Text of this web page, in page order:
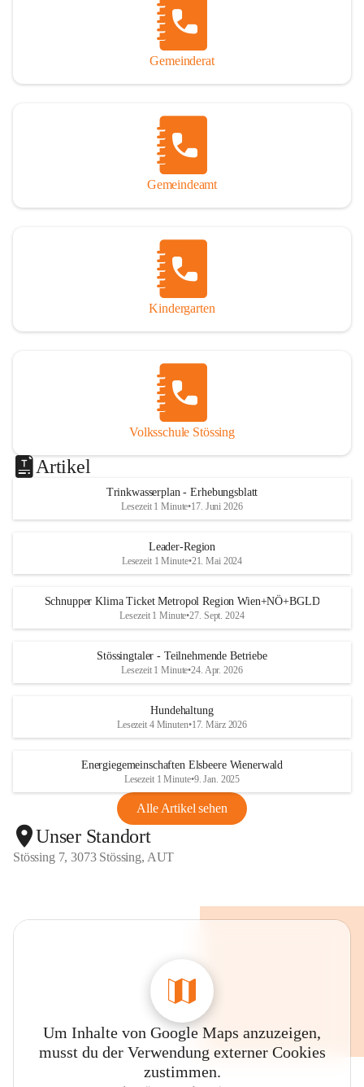
Gemeinderat
Gemeindeamt
Kindergarten
Volksschule Stössing
Artikel
Trinkwasserplan - Erhebungsblatt
Lesezeit 1 Minute•17. Juni 2026
Leader-Region
Lesezeit 1 Minute•21. Mai 2024
Schnupper Klima Ticket Metropol Region Wien+NÖ+BGLD
Lesezeit 1 Minute•27. Sept. 2024
Stössingtaler - Teilnehmende Betriebe
Lesezeit 1 Minute•24. Apr. 2026
Hundehaltung
Lesezeit 4 Minuten•17. März 2026
Energiegemeinschaften Elsbeere Wienerwald
Lesezeit 1 Minute•9. Jan. 2025
Alle Artikel sehen
Unser Standort
Stössing 7, 3073 Stössing, AUT
Um Inhalte von Google Maps anzuzeigen,
musst du der Verwendung externer Cookies
zustimmen.